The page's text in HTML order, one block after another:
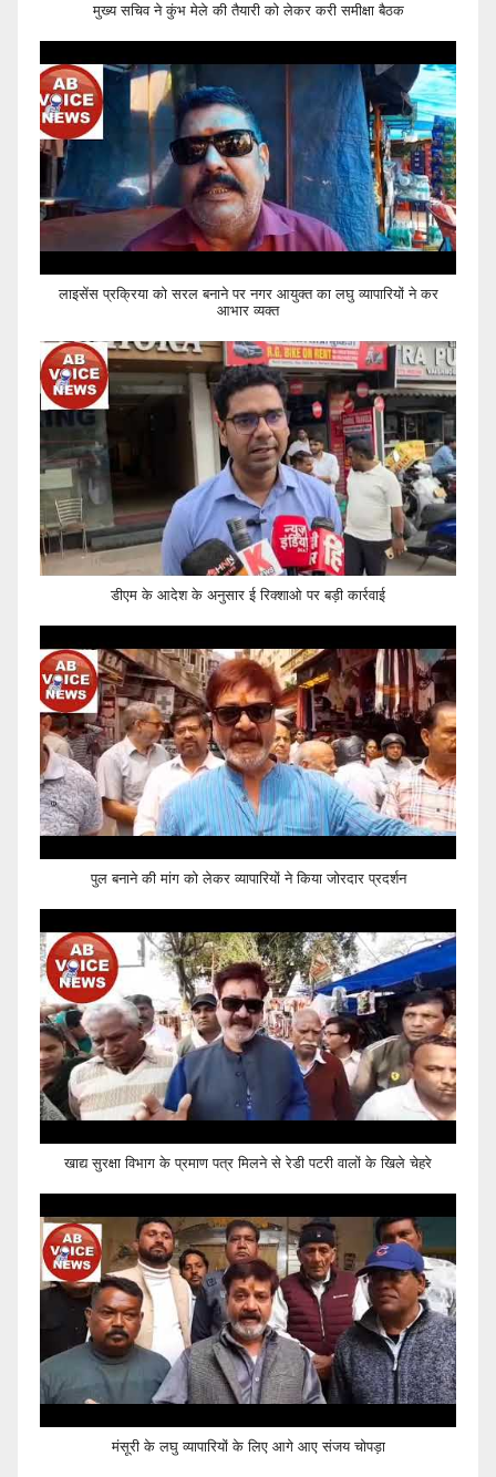
मुख्य सचिव ने कुंभ मेले की तैयारी को लेकर करी समीक्षा बैठक
लाइसेंस प्रक्रिया को सरल बनाने पर नगर आयुक्त का लघु व्यापारियों ने कर
आभार व्यक्त
डीएम के आदेश के अनुसार ई रिक्शाओ पर बड़ी कार्रवाई
पुल बनाने की मांग को लेकर व्यापारियों ने किया जोरदार प्रदर्शन
खाद्य सुरक्षा विभाग के प्रमाण पत्र मिलने से रेडी पटरी वालों के खिले चेहरे
मंसूरी के लघु व्यापारियों के लिए आगे आए संजय चोपड़ा